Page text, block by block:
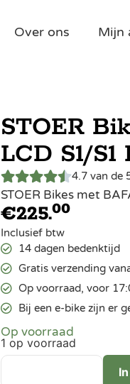
Over ons Mijn
STOER
LCD S1/
4.7 van de
STOER Bikes met
€225.00
Inclusief btw
14 dagen bedenktijd
Gratis verzending
Op voorraad, voor
Bij een e-bike zijn er
Op voorraad
1 op voorraad